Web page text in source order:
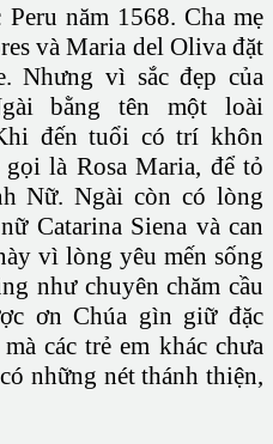
năm 1568. Cha mẹ
và Maria del Oliva đặt
Nhưng vì sắc đẹp của
bằng tên một loài
đến tuổi có trí khôn
là Rosa Maria, để tỏ
Nữ. Ngài còn có lòng
Catarina Siena và can
vì lòng yêu mến sống
như chuyên chăm cầu
ơn Chúa gìn giữ đặc
các trẻ em khác chưa
những nét thánh thiện,